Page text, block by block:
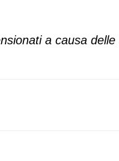
a causa